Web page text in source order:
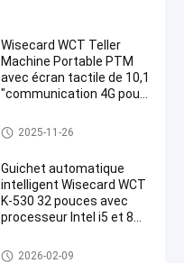
Wisecard WCT Teller
Machine Portable PTM
avec écran tactile de 10,1
"communication 4G pour
cartes
kiosque de service d'individu
2025-11-26
Guichet automatique
intelligent Wisecard WCT
K-530 32 pouces avec
processeur Intel i5 et 8
l'émission instantanée de
Machine intelligente de guiche
2026-02-09